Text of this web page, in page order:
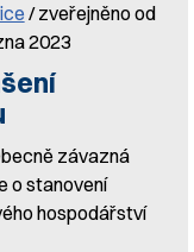
/ zveřejněno od
2023
závazná
o stanovení
hospodářství